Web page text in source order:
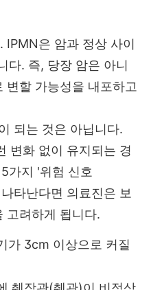
IPMN은 암과 정상 사이
다. 즉, 당장 암은 아니
변할 가능성을 내포하고
되는 것은 아닙니다.
변화 없이 유지되는 경
가지 '위험 신호
타난다면 의료진은 보
고려하게 됩니다.
가 3cm 이상으로 커질